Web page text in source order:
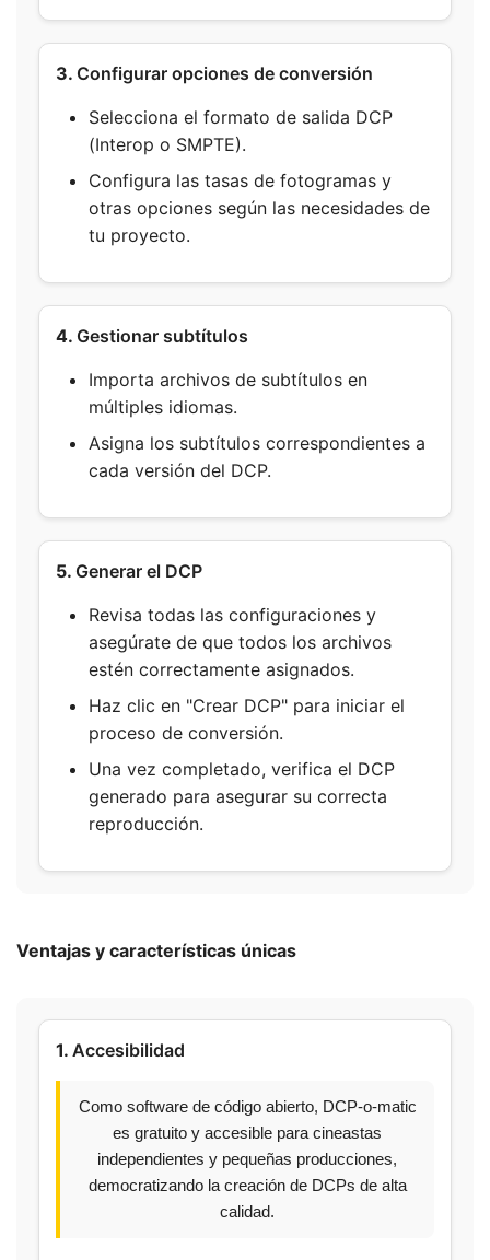
3. Configurar opciones de conversión
Selecciona el formato de salida DCP
(Interop o SMPTE).
Configura las tasas de fotogramas y
otras opciones según las necesidades de
tu proyecto.
4. Gestionar subtítulos
Importa archivos de subtítulos en
múltiples idiomas.
Asigna los subtítulos correspondientes a
cada versión del DCP.
5. Generar el DCP
Revisa todas las configuraciones y
asegúrate de que todos los archivos
estén correctamente asignados.
Haz clic en "Crear DCP" para iniciar el
proceso de conversión.
Una vez completado, verifica el DCP
generado para asegurar su correcta
reproducción.
Ventajas y características únicas
1. Accesibilidad
Como software de código abierto, DCP-o-matic
es gratuito y accesible para cineastas
independientes y pequeñas producciones,
democratizando la creación de DCPs de alta
calidad.